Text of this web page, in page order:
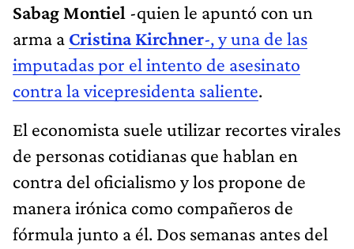
Sabag Montiel -quien le apuntó con un
arma a Cristina Kirchner-, y una de las
imputadas por el intento de asesinato
contra la vicepresidenta saliente.
El economista suele utilizar recortes virales
de personas cotidianas que hablan en
contra del oficialismo y los propone de
manera irónica como compañeros de
fórmula junto a él. Dos semanas antes del